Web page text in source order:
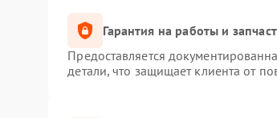
Гарантия на работы и
Предоставляется
детали, что защищает клиента от